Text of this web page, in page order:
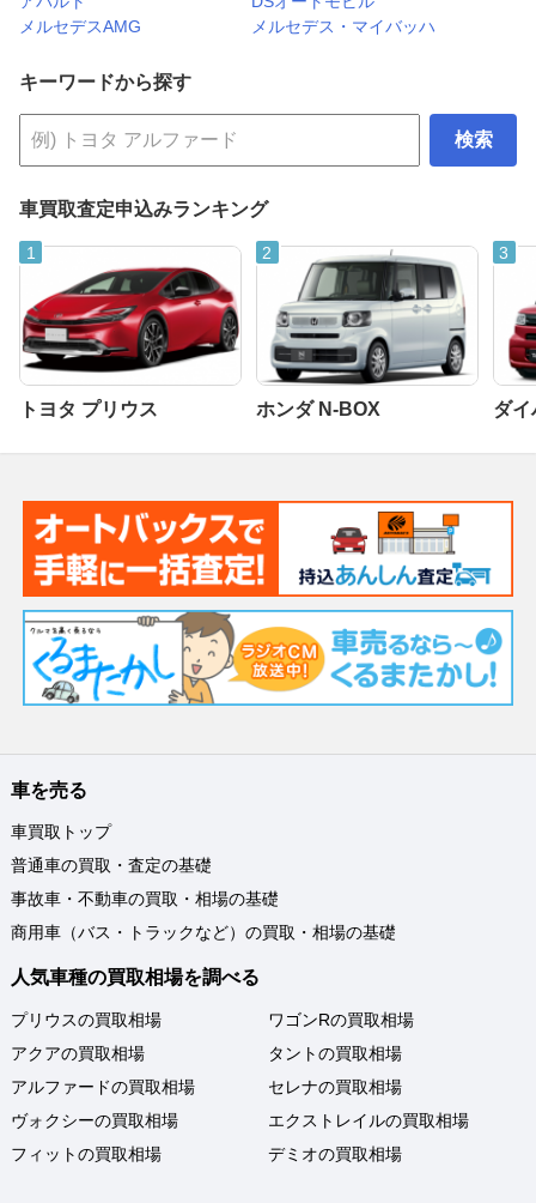
メルセデスAMG
メルセデス・マイバッハ
キーワードから探す
検索
車買取査定申込みランキング
トヨタ プリウス ホンダ N-BOX ダイ
車を売る
車買取トップ
普通車の買取・査定の基礎
事故車・不動車の買取・相場の基礎
商用車（バス・トラックなど）の買取・相場の基礎
人気車種の買取相場を調べる
プリウスの買取相場
アクアの買取相場
アルファードの買取相場
ヴォクシーの買取相場
フィットの買取相場
ワゴンRの買取相場
タントの買取相場
セレナの買取相場
エクストレイルの買取相場
デミオの買取相場